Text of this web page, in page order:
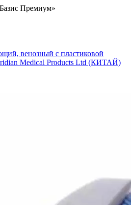
Премиум»
венозный с пластиковой
Medical Products Ltd (КИТАЙ)